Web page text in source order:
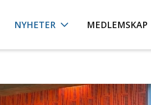
NYHETER MEDLEMSKAP